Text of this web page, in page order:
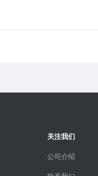
关注我们
公司介绍